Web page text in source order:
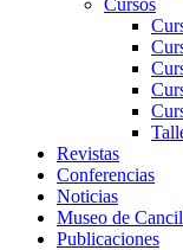
Cursos
Revistas
Conferencias
Noticias
Museo de
Publicaciones